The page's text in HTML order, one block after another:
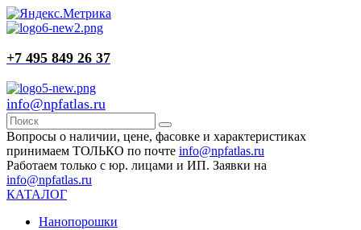
+7 495 849 26 37
info@npfatlas.ru
Вопросы о наличии, цене, фасовке и характеристиках
принимаем ТОЛЬКО по почте info@npfatlas.ru
Работаем только с юр. лицами и ИП. Заявки на
info@npfatlas.ru
КАТАЛОГ
Нанопорошки